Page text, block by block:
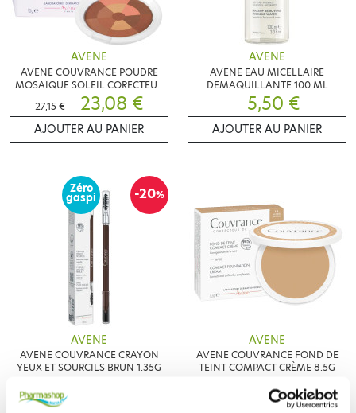
AVENE
AVENE COUVRANCE POUDRE
MOSAÏQUE SOLEIL CORECTEUR
DE TEINT 10G
27,15 € 23,08 €
AJOUTER AU PANIER
AVENE
AVENE EAU MICELLAIRE
DEMAQUILLANTE 100 ML
5,50 €
AJOUTER AU PANIER
-20%
Zéro
gaspi
AVENE
AVENE COUVRANCE CRAYON
YEUX ET SOURCILS BRUN 1.35G
17,90 €
AVENE
AVENE COUVRANCE FOND DE
TEINT COMPACT CRÈME 8.5G
25,85 €